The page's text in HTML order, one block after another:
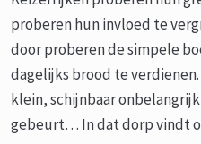
proberen hun invloed te
door proberen de simpele
dagelijks brood te
klein, schijnbaar
gebeurt… In dat dorp vindt